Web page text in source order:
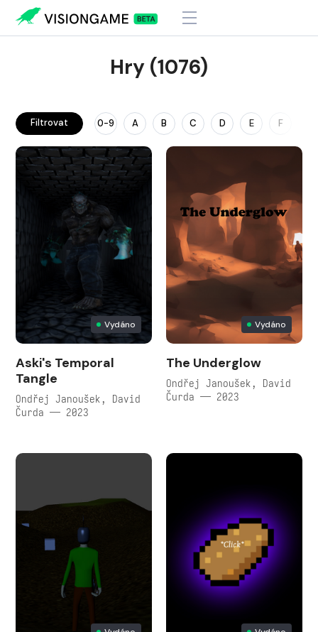
Hry (1076)
Filtrovat 0-9 A B C D E F
Vydáno
Aski's Temporal
Tangle
Ondřej Janoušek, David
Čurda — 2023
Vydáno
The Underglow
Ondřej Janoušek, David
Čurda — 2023